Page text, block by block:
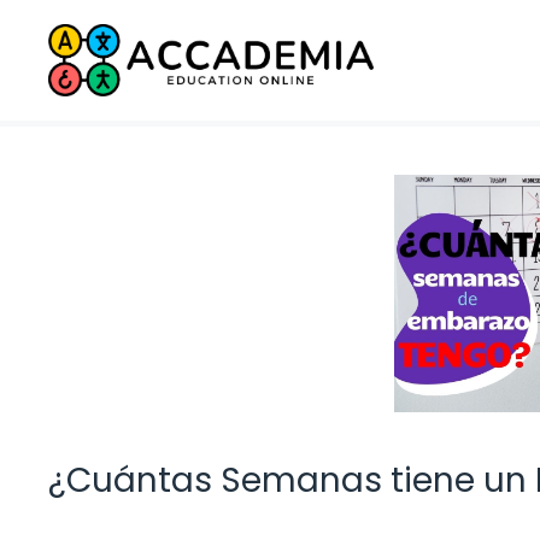
Saltar
contenido
¿Cuántas Semanas tiene un